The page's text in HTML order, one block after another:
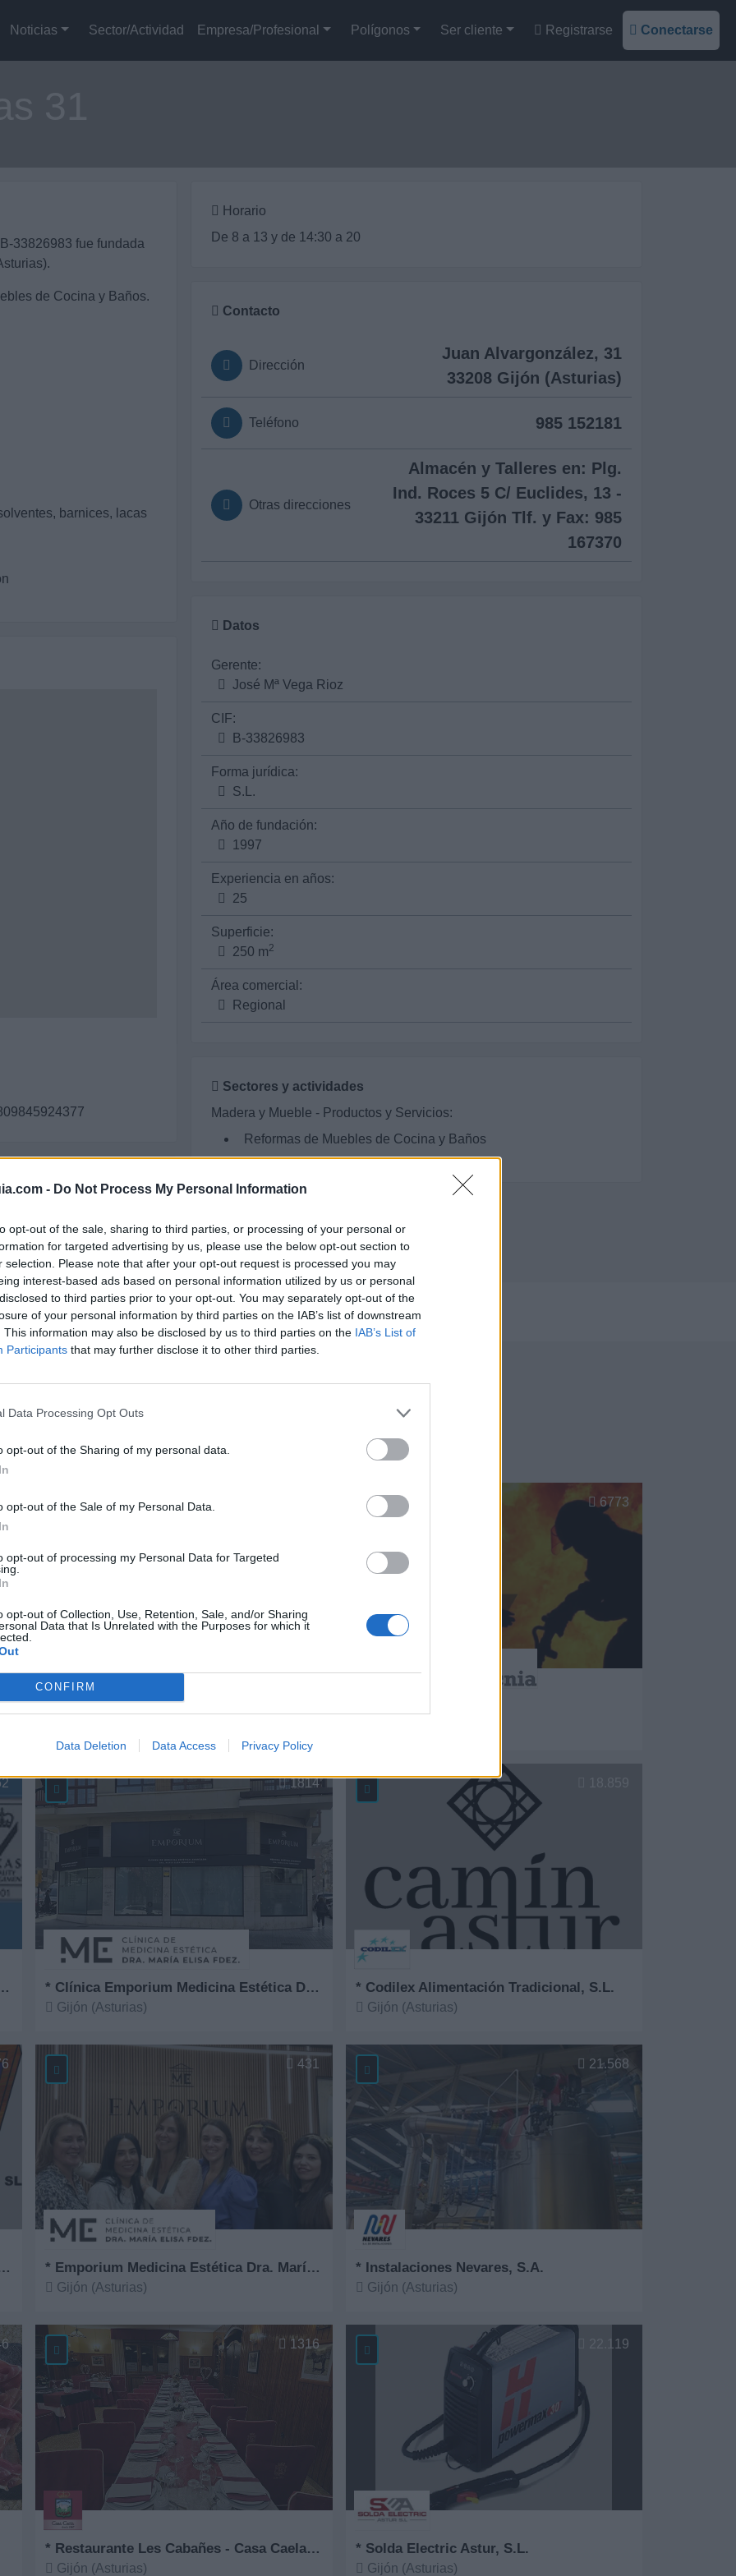
- Do Not Process My Personal Information
opt-out of the sale, sharing to third parties, or processing of your personal or
for targeted advertising by us, please use the below opt-out section to
selection. Please note that after your opt-out request is processed you may
interest-based ads based on personal information utilized by us or personal
to third parties prior to your opt-out. You may separately opt-out of the
of your personal information by third parties on the IAB’s list of downstream
This information may also be disclosed by us to third parties on the IAB’s List of
Participants that may further disclose it to other third parties.
Data Processing Opt Outs
opt-out of the Sharing of my personal data.
opt-out of the Sale of my Personal Data.
opt-out of processing my Personal Data for Targeted
opt-out of Collection, Use, Retention, Sale, and/or Sharing
Data that Is Unrelated with the Purposes for which it
CONFIRM
Data Deletion Data Access Privacy Policy
Noticias Sector/Actividad Empresa/Profesional Polígonos Ser cliente Registrarse Conectarse
33826983 fue fundada
de Cocina y Baños.
barnices, lacas
Horario
De 8 a 13 y de 14:30 a 20
Contacto
Dirección
Juan Alvargonzález, 31
33208 Gijón (Asturias)
Teléfono 985 152181
Otras direcciones
Almacén y Talleres en: Plg.
Ind. Roces 5 C/ Euclides, 13 -
33211 Gijón Tlf. y Fax: 985
167370
Datos
Gerente:
José Mª Vega Rioz
CIF:
B-33826983
Forma jurídica:
S.L.
Año de fundación:
1997
Experiencia en años:
25
Superficie:
250 m2
Área comercial:
Regional
Sectores y actividades
Madera y Mueble - Productos y Servicios:
Reformas de Muebles de Cocina y Baños
activo desde:27/01/2001|Última actualización:25/10/2023
destacadas en Gijón
6773
de Empleo Apta, S.L. * Clínica Emporium Medicina Estética Dra. María Elisa Fernández
Gijón (Asturias)
1814
* Codilex Alimentación Tradicional, S.L.
Gijón (Asturias)
Serigráfica del Norte * Emporium Medicina Estética Dra. María Elisa Fernández
Gijón (Asturias)
Ver más
431
* Instalaciones Nevares, S.A.
Gijón (Asturias)
Ver más
21.568
* Restaurante Les Cabañes - Casa Caela desde 1967
Gijón (Asturias)
1316
* Solda Electric Astur, S.L.
Gijón (Asturias)
22.119